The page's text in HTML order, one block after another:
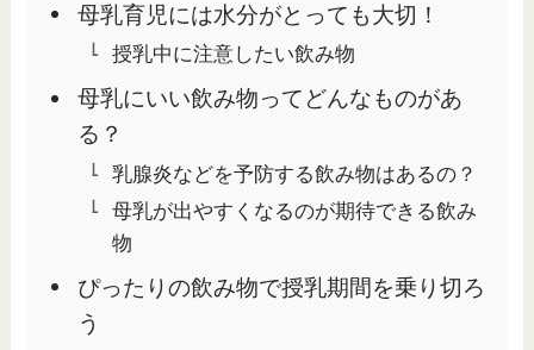
母乳育児には水分がとっても大切！
授乳中に注意したい飲み物
母乳にいい飲み物ってどんなものがあ
る？
乳腺炎などを予防する飲み物はあるの？
母乳が出やすくなるのが期待できる飲み
物
ぴったりの飲み物で授乳期間を乗り切ろ
う